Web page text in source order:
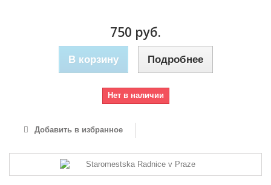
750 руб.
В корзину Подробнее
Нет в наличии
Добавить в избранное